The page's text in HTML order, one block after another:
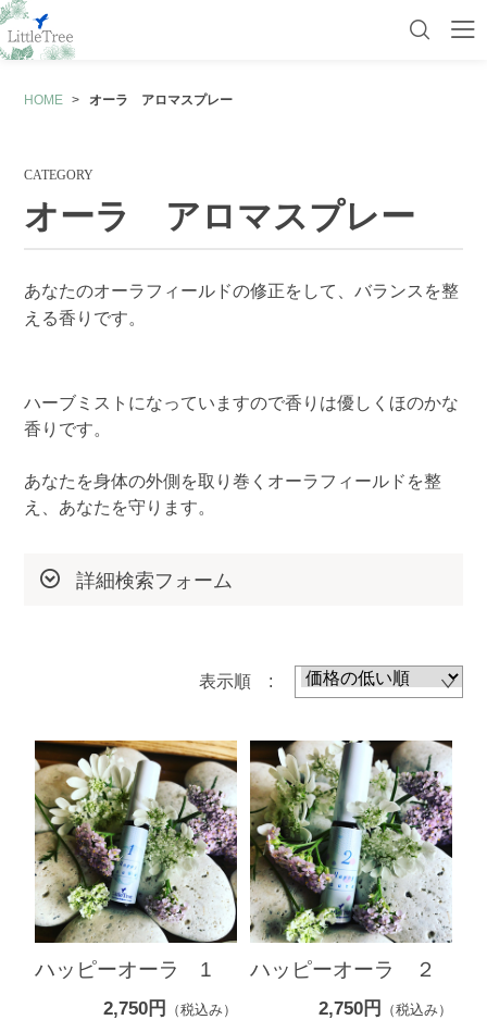
初めての方へ
カフェキネシ
経絡（けいらく）ハーブティー
チャクラ
オーラ アロマスプレー
メッセージブック・木の台・アロマカード
HOME オーラ アロマスプレー
CATEGORY
オーラ アロマスプレー
あなたのオーラフィールドの修正をして、バランスを整
える香りです。
ハーブミストになっていますので香りは優しくほのかな
香りです。
あなたを身体の外側を取り巻くオーラフィールドを整
え、あなたを守ります。
詳細検索フォーム
表示順 :
ハッピーオーラ 1
2,750円 （税込み）
ハッピーオーラ ２
2,750円 （税込み）